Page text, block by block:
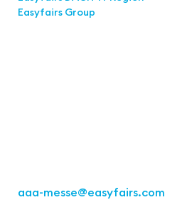
Easyfairs Group
aaa-messe@easyfairs.com